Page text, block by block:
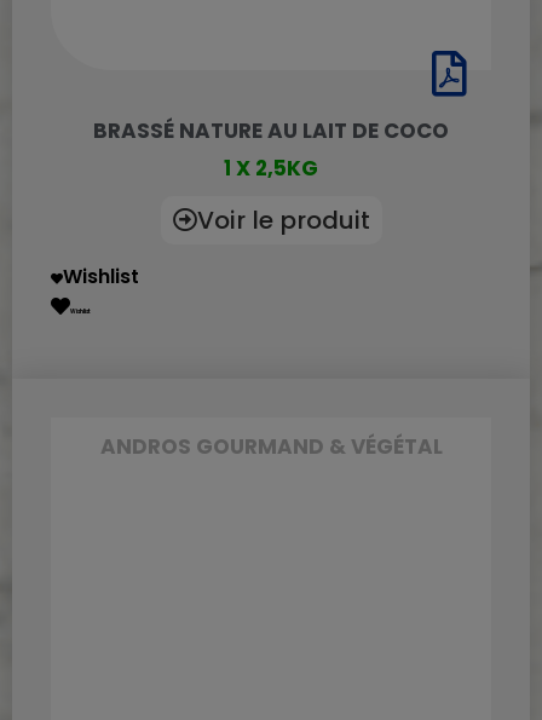
BRASSÉ NATURE AU LAIT DE COCO
1 X 2,5KG
Voir le produit
Wishlist
Wishlist
ANDROS GOURMAND & VÉGÉTAL